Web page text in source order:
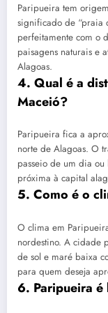
Paripueira tem
significado de “praia
perfeitamente com o
paisagens naturais e
Alagoas.
4. Qual é a
Maceió?
Paripueira fica a
norte de Alagoas. O
passeio de um dia
próxima à capital
5. Como é o
O clima em
nordestino. A cidade
de sol e maré baixa
para quem deseja
6. Paripueira